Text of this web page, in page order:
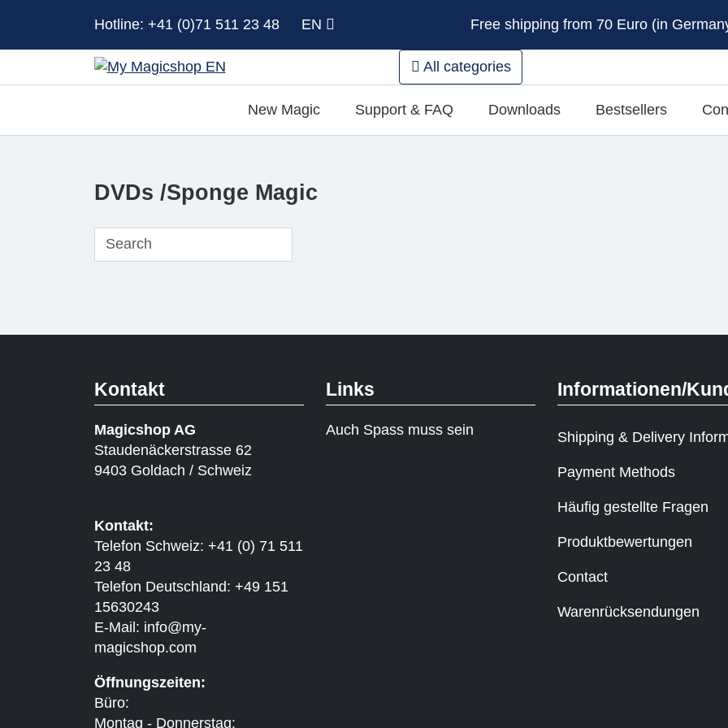
Hotline: +41 (0)71 511 23 48 EN Free shipping from 70 Euro (in
All categories
New Magic Support & FAQ Downloads Bestsellers
DVDs /Sponge Magic
Kontakt
Magicshop AG
Staudenäckerstrasse 62
9403 Goldach / Schweiz
Kontakt:
Telefon Schweiz: +41 (0) 71 511
23 48
Telefon Deutschland: +49 151
15630243
E-Mail: info@my-
magicshop.com
Öffnungszeiten:
Büro:
Montag - Donnerstag:
Links
Auch Spass muss sein
Informationen/
Shipping & Delivery
Payment Methods
Häufig gestellte Fragen
Produktbewertungen
Contact
Warenrücksendungen